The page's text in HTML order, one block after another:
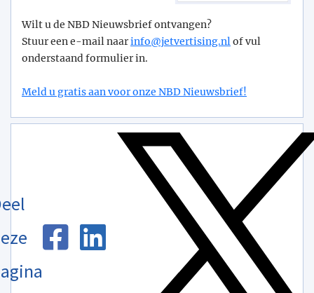
Wilt u de NBD Nieuwsbrief ontvangen?
Stuur een e-mail naarinfo@­jetvertising.nl of vul
onderstaand formulier in.
Meld u gratis aan voor onze NBD Nieuwsbrief!